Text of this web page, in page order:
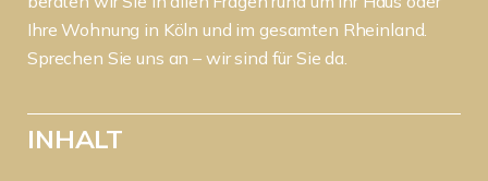
Ihre Wohnung in Köln und im gesamten Rheinland.
Sprechen Sie uns an – wir sind für Sie da.
INHALT